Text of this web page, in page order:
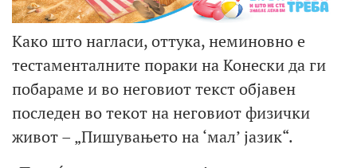
Како што нагласи, оттука, неминовно е
тестаменталните пораки на Конески да ги
побараме и во неговиот текст објавен
последен во текот на неговиот физички
живот – „Пишувањето на ‘мал’ јазик“.